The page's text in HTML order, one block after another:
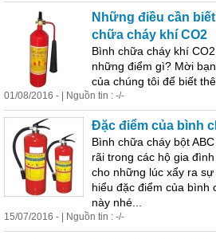
Những điều cần
chữa cháy khí CO2
Bình chữa cháy khí
những điểm gì? Mời
của chúng tôi để biết
01/08/2016 - | Nguồn tin : -/-
Đặc điểm của bình
Bình chữa cháy bột
rãi trong các hộ gia
cho những lúc xẩy ra
hiểu đặc điểm của bình
này nhé...
15/07/2016 - | Nguồn tin : -/-